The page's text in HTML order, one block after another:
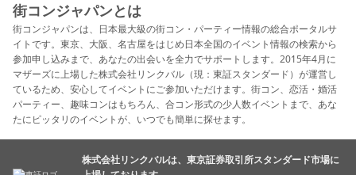
街コンジャパンとは
街コンジャパンは、日本最大級の街コン・パーティー情報の総合ポータルサ
イトです。東京、大阪、名古屋をはじめ日本全国のイベント情報の検索から
参加申し込みまで、あなたの出会いを全力でサポートします。2015年4月に
マザーズに上場した株式会社リンクバル（現：東証スタンダード）が運営し
ているため、安心してイベントにご参加いただけます。街コン、恋活・婚活
パーティー、趣味コンはもちろん、合コン形式の少人数イベントまで、あな
たにピッタリのイベントが、いつでも簡単に探せます。
株式会社リンクバルは、東京証券取引所スタンダード市場に